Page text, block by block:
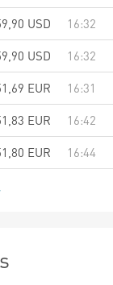
USD
16:32
USD
16:32
EUR
16:31
EUR
16:42
EUR 16:44